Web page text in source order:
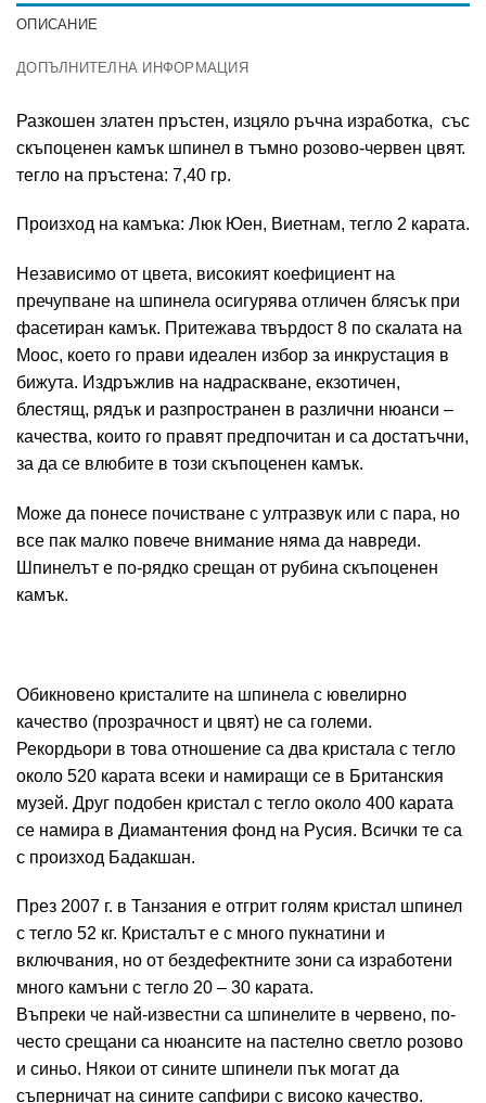
ОПИСАНИЕ
ДОПЪЛНИТЕЛНА ИНФОРМАЦИЯ
Разкошен златен пръстен, изцяло ръчна изработка, със
скъпоценен камък шпинел в тъмно розово-червен цвят.
тегло на пръстена: 7,40 гр.
Произход на камъка: Люк Юен, Виетнам, тегло 2 карата.
Независимо от цвета, високият коефициент на
пречупване на шпинела осигурява отличен блясък при
фасетиран камък. Притежава твърдост 8 по скалата на
Моос, което го прави идеален избор за инкрустация в
бижута. Издръжлив на надраскване, екзотичен,
блестящ, рядък и разпространен в различни нюанси –
качества, които го правят предпочитан и са достатъчни,
за да се влюбите в този скъпоценен камък.
Може да понесе почистване с ултразвук или с пара, но
все пак малко повече внимание няма да навреди.
Шпинелът е по-рядко срещан от рубина скъпоценен
камък.
Обикновено кристалите на шпинела с ювелирно
качество (прозрачност и цвят) не са големи.
Рекордьори в това отношение са два кристала с тегло
около 520 карата всеки и намиращи се в Британския
музей. Друг подобен кристал с тегло около 400 карата
се намира в Диамантения фонд на Русия. Всички те са
с произход Бадакшан.
През 2007 г. в Танзания е отгрит голям кристал шпинел
с тегло 52 кг. Кристалът е с много пукнатини и
включвания, но от бездефектните зони са изработени
много камъни с тегло 20 – 30 карата.
Въпреки че най-известни са шпинелите в червено, по-
често срещани са нюансите на пастелно светло розово
и синьо. Някои от сините шпинели пък могат да
съперничат на сините сапфири с високо качество.